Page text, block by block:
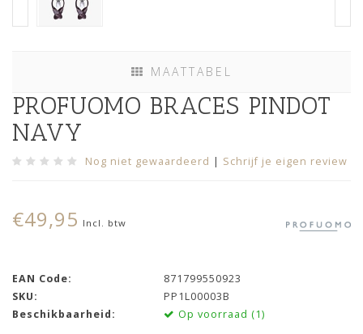
MAATTABEL
PROFUOMO BRACES PINDOT
NAVY
Nog niet gewaardeerd | Schrijf je eigen review
€49,95 Incl. btw
EAN Code:
871799550923
SKU:
PP1L00003B
Beschikbaarheid:
Op voorraad (1)